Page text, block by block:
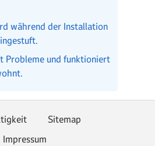
während der Installation
Probleme und funktioniert
Sitemap
Impressum